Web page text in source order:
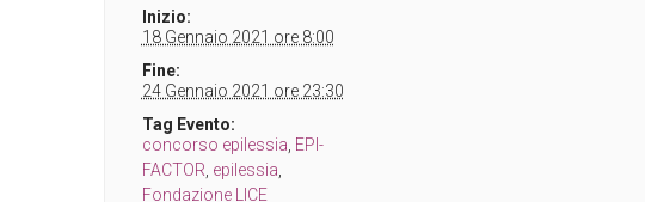
Inizio:
18 Gennaio 2021 ore 8:00
Fine:
24 Gennaio 2021 ore 23:30
Tag Evento:
concorso epilessia EPI-
FACTOR epilessia
Fondazione LICE